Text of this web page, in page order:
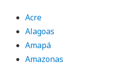
Acre
Alagoas
Amapá
Amazonas